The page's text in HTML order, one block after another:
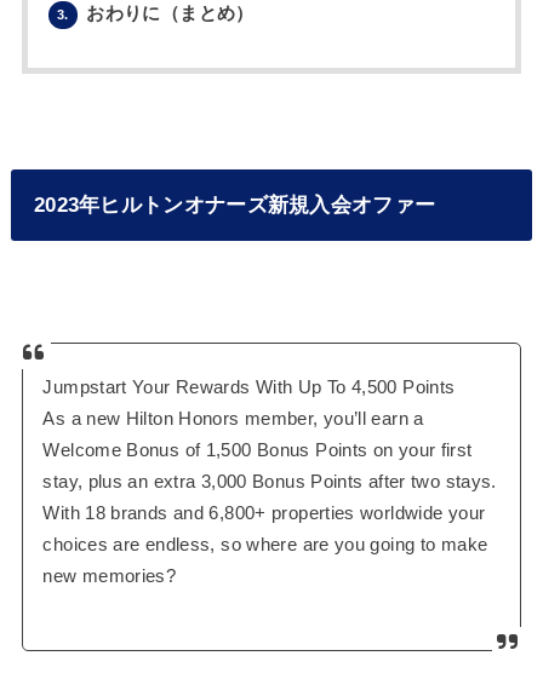
3. おわりに（まとめ）
2023年ヒルトンオナーズ新規入会オファー
Jumpstart Your Rewards With Up To 4,500 Points
As a new Hilton Honors member, you’ll earn a
Welcome Bonus of 1,500 Bonus Points on your first
stay, plus an extra 3,000 Bonus Points after two stays.
With 18 brands and 6,800+ properties worldwide your
choices are endless, so where are you going to make
new memories?